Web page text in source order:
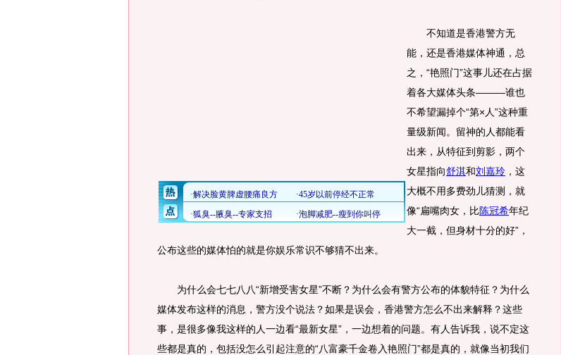
不知道是香港警方无
能，还是香港媒体神通，总
之，“艳照门”这事儿还在占据
着各大媒体头条―――谁也
不希望漏掉个“第×人”这种重
量级新闻。留神的人都能看
出来，从特征到剪影，两个
女星指向舒淇和刘嘉玲 ，这
大概不用多费劲儿猜测，就
像“扁嘴肉女，比陈冠希年纪
大一截，但身材十分的好”，
公布这些的媒体怕的就是你娱乐常识不够猜不出来。
为什么会七七八八“新增受害女星”不断？为什么会有警方公布的体貌特征？为什么
媒体发布这样的消息，警方没个说法？如果是误会，香港警方怎么不出来解释？这些
事，是很多像我这样的人一边看“最新女星”，一边想着的问题。有人告诉我，说不定这
些都是真的，包括没怎么引起注意的“八富豪千金卷入艳照门”都是真的，就像当初我们